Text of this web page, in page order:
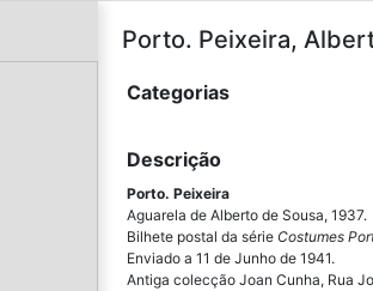
Porto. Peixeira,
Categorias
Descrição
Porto. Peixeira
Aguarela de Alberto de Sousa, 1937.
Bilhete postal da sérieCostumes
Enviado a 11 de Junho de 1941.
Antiga colecção Joan Cunha, Rua